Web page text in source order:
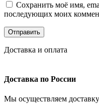
Сохранить моё имя,
последующих моих
Доставка и оплата
Доставка по России
Мы осуществляем